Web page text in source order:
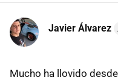
Javier Álvarez
Mucho ha llovido